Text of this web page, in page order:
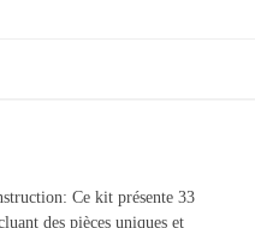
Ce kit présente 33
des pièces uniques et